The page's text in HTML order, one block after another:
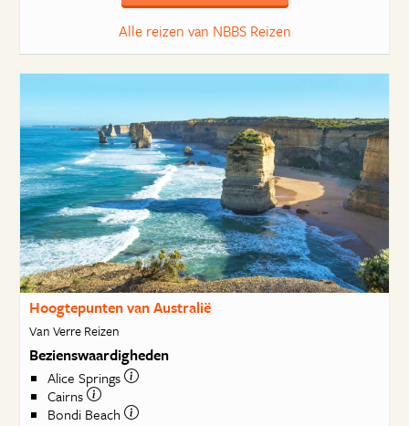
Alle reizen van NBBS Reizen
Hoogtepunten van Australië
Van Verre Reizen
Bezienswaardigheden
Alice Springs
Cairns
Bondi Beach